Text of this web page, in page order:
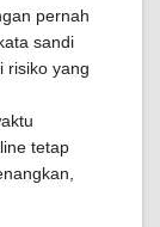
pernah
sandi
risiko yang
tetap